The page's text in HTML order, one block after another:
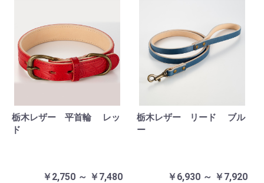
栃木レザー 平首輪 レッ
ド
￥2,750 ～ ￥7,480
栃木レザー リード ブル
ー
￥6,930 ～ ￥7,920